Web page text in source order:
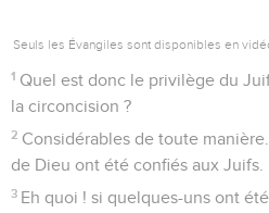
Seuls les Évangiles sont disponibles en
1 Quel est donc le privilège du
la circoncision ?
2 Considérables de toute
de Dieu ont été confiés aux Juifs.
3 Eh quoi ! si quelques-uns ont